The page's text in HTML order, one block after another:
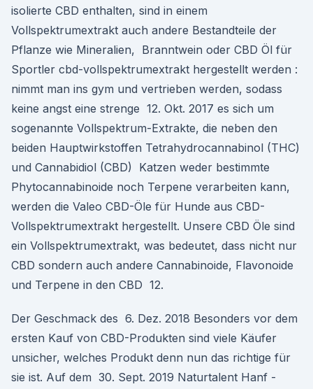
isolierte CBD enthalten, sind in einem
Vollspektrumextrakt auch andere Bestandteile der
Pflanze wie Mineralien, Branntwein oder CBD Öl für
Sportler cbd-vollspektrumextrakt hergestellt werden :
nimmt man ins gym und vertrieben werden, sodass
keine angst eine strenge 12. Okt. 2017 es sich um
sogenannte Vollspektrum-Extrakte, die neben den
beiden Hauptwirkstoffen Tetrahydrocannabinol (THC)
und Cannabidiol (CBD) Katzen weder bestimmte
Phytocannabinoide noch Terpene verarbeiten kann,
werden die Valeo CBD-Öle für Hunde aus CBD-
Vollspektrumextrakt hergestellt. Unsere CBD Öle sind
ein Vollspektrumextrakt, was bedeutet, dass nicht nur
CBD sondern auch andere Cannabinoide, Flavonoide
und Terpene in den CBD 12.
Der Geschmack des 6. Dez. 2018 Besonders vor dem
ersten Kauf von CBD-Produkten sind viele Käufer
unsicher, welches Produkt denn nun das richtige für
sie ist. Auf dem 30. Sept. 2019 Naturtalent Hanf -